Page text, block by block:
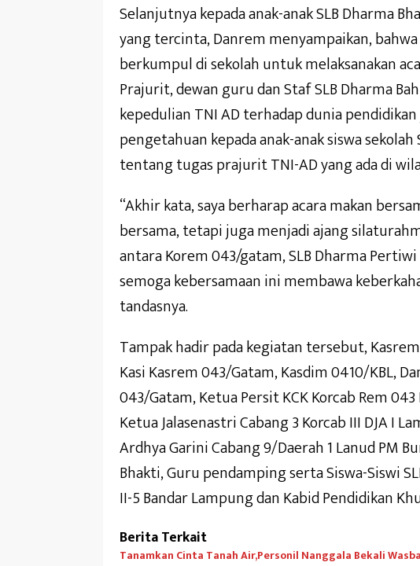
Selanjutnya kepada anak-anak SLB Dharma
yang tercinta, Danrem menyampaikan,
berkumpul di sekolah untuk melaksanakan
Prajurit, dewan guru dan Staf SLB Dharma
kepedulian TNI AD terhadap dunia
pengetahuan kepada anak-anak siswa
tentang tugas prajurit TNI-AD yang ada di
“Akhir kata, saya berharap acara makan
bersama, tetapi juga menjadi ajang
antara Korem 043/gatam, SLB Dharma
semoga kebersamaan ini membawa
tandasnya.
Tampak hadir pada kegiatan tersebut,
Kasi Kasrem 043/Gatam, Kasdim 0410/KBL,
043/Gatam, Ketua Persit KCK Korcab Rem
Ketua Jalasenastri Cabang 3 Korcab III DJA I
Ardhya Garini Cabang 9/Daerah 1 Lanud PM
Bhakti, Guru pendamping serta Siswa-Siswi
II-5 Bandar Lampung dan Kabid Pendidikan
Berita Terkait
Tanamkan Cinta Tanah Air,Personil Nanggala Bekali